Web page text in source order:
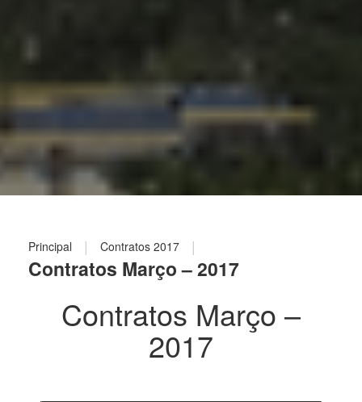
Principal | Contratos 2017 |
Contratos Março – 2017
Contratos Março –
2017